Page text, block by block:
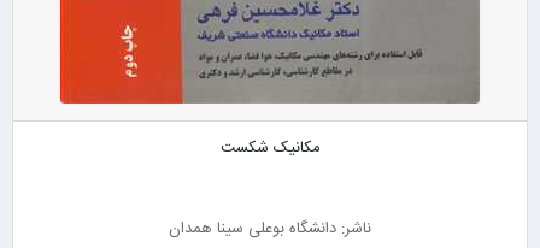
مکانیک شکست
ناشر: دانشگاه بوعلی سینا همدان